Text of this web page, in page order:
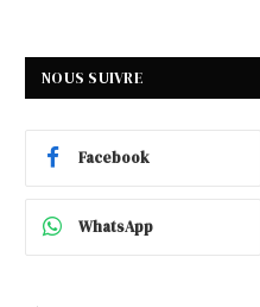
NOUS SUIVRE
Facebook
WhatsApp